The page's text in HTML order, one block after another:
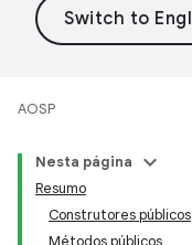
AOSP
Nesta página
Resumo
Construtores públicos
Métodos públicos